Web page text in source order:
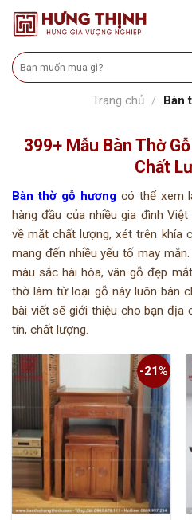
Skip
Tìm
kiếm:
Trang chủ / Bàn
399+ Mẫu Bàn Thờ
Chất
Bàn thờ gỗ hươngcó thể xem
hàng đầu của nhiều gia đình
về mặt chất lượng, xét trên khía
mang đến nhiều yếu tố may
màu sắc hài hòa, vân gỗ đẹp
thờ làm từ loại gỗ này luôn bán
bài viết sẽ giới thiệu cho bạn địa
tín, chất lượng.
-21%